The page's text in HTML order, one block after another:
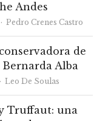
Andes
Autor
Pedro Crenes Castro
de
Bernarda Alba
Autor
Leo De Soulas
Truffaut: una